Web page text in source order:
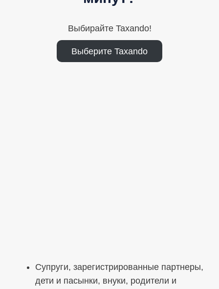
Выбирайте Taxando!
Выберите Taxando
Супруги, зарегистрированные партнеры,
дети и пасынки, внуки, родители и